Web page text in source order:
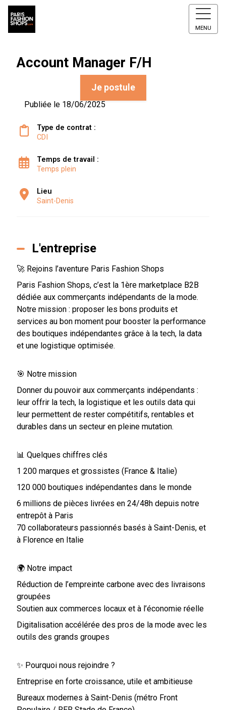
MENU
Account Manager F/H
Je postule
Publiée le 18/06/2025
Type de contrat :
CDI
Temps de travail :
Temps plein
Lieu
Saint-Denis
L'entreprise
🚀 Rejoins l’aventure Paris Fashion Shops
Paris Fashion Shops, c’est la 1ère marketplace B2B
dédiée aux commerçants indépendants de la mode.
Notre mission : proposer les bons produits et
services au bon moment pour booster la performance
des boutiques indépendantes grâce à la tech, la data
et une logistique optimisée.
🎯 Notre mission
Donner du pouvoir aux commerçants indépendants :
leur offrir la tech, la logistique et les outils data qui
leur permettent de rester compétitifs, rentables et
durables dans un secteur en pleine mutation.
📊 Quelques chiffres clés
1 200 marques et grossistes (France & Italie)
120 000 boutiques indépendantes dans le monde
6 millions de pièces livrées en 24/48h depuis notre
entrepôt à Paris
70 collaborateurs passionnés basés à Saint-Denis, et
à Florence en Italie
🌍 Notre impact
Réduction de l’empreinte carbone avec des livraisons
groupées
Soutien aux commerces locaux et à l’économie réelle
Digitalisation accélérée des pros de la mode avec les
outils des grands groupes
✨ Pourquoi nous rejoindre ?
Entreprise en forte croissance, utile et ambitieuse
Bureaux modernes à Saint-Denis (métro Front